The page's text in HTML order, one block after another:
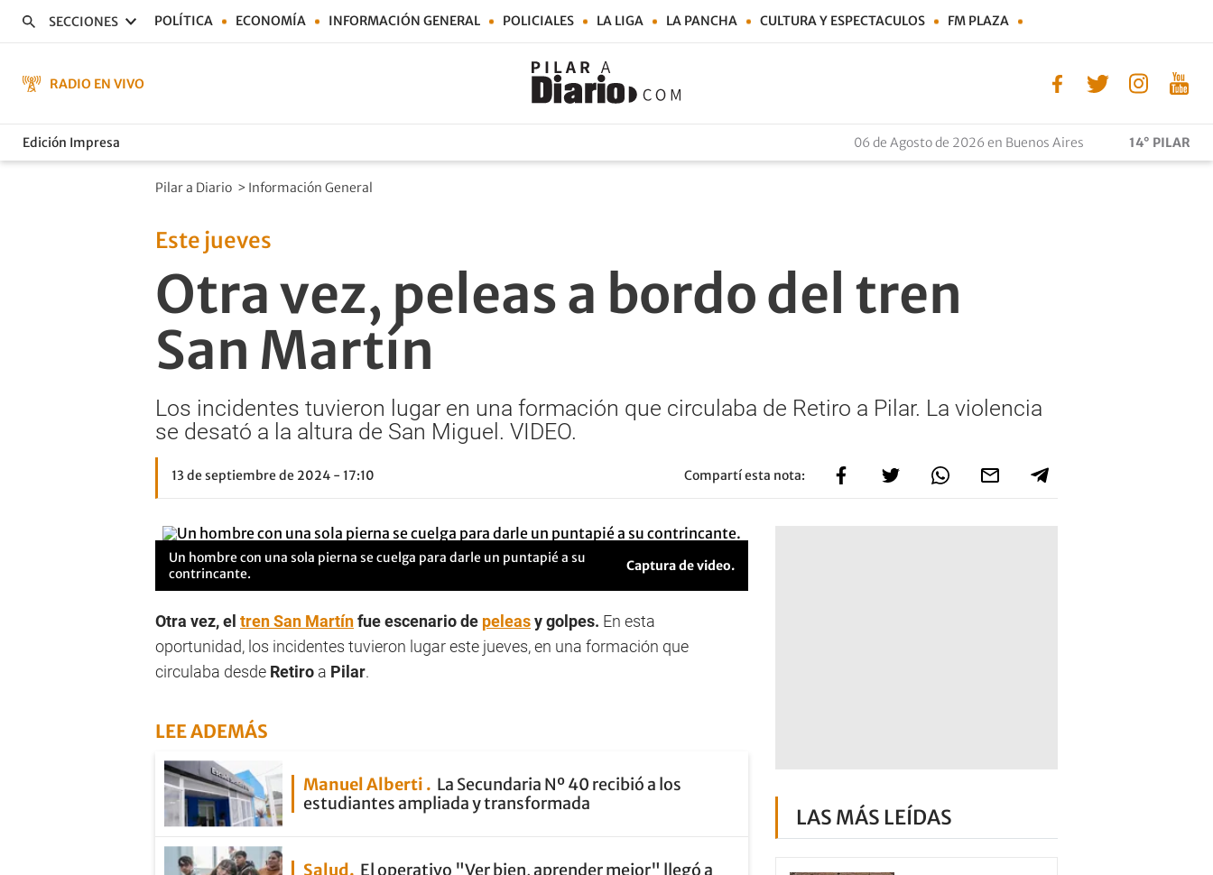
SECCIONES POLÍTICA ECONOMÍA INFORMACIÓN GENERAL POLICIALES LA LIGA LA PANCHA CULTURA Y ESPECTACULOS FM PLAZA
RADIO EN VIVO
Edición Impresa 06 de Agosto de 2026 en Buenos Aires 14° PILAR
Pilar a Diario > Información General
Este jueves
Otra vez, peleas a bordo del tren
San Martín
Los incidentes tuvieron lugar en una formación que circulaba de Retiro a Pilar. La violencia
se desató a la altura de San Miguel. VIDEO.
13 de septiembre de 2024 - 17:10 Compartí esta nota:
Un hombre con una sola pierna se cuelga para darle un puntapié a su
contrincante.
Captura de video.
Otra vez, el tren San Martínfue escenario de peleasy golpes. En esta
oportunidad, los incidentes tuvieron lugar este jueves, en una formación que
circulaba desde Retiro a Pilar.
LEE ADEMÁS
Manuel Alberti
La Secundaria Nº 40 recibió a los
estudiantes ampliada y transformada
Salud
El operativo "Ver bien, aprender mejor" llegó a
LAS MÁS LEÍDAS